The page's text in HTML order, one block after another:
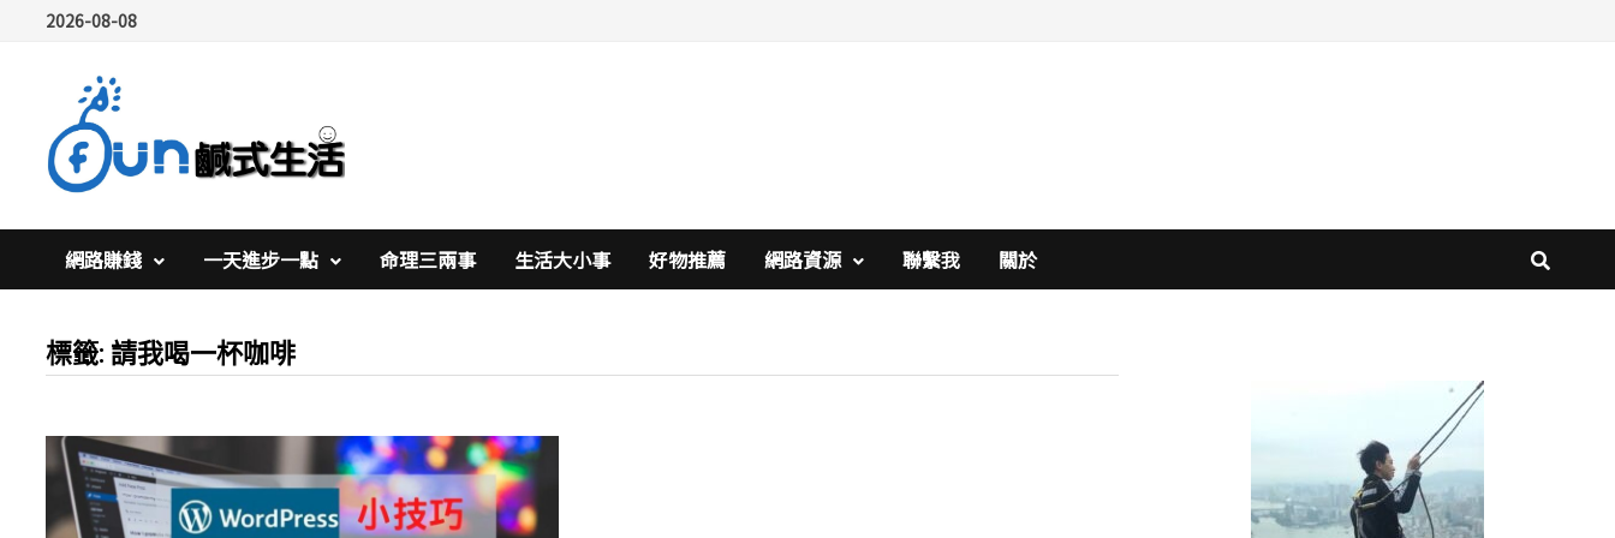
2026-08-08
網路賺錢 一天進步一點 命理三兩事 生活大小事 好物推薦 網路資源 聯繫我 關於
標籤: 請我喝一杯咖啡